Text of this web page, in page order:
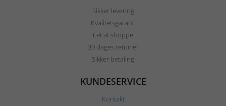
Sikker levering
Kvalitetsgaranti
Let at shoppe
30 dages returret
Sikker betaling
KUNDESERVICE
Kontakt